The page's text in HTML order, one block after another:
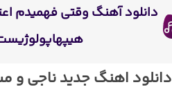
دانلود آهنگ وقتی فهمیدم
دانلود اهنگ جدید ناجی و